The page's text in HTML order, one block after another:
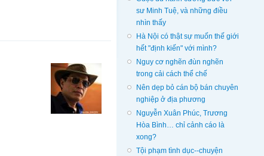
sư Minh Tuệ, và những điều
nhìn thấy
Hà Nội có thật sự muốn thế giới
hết "định kiến" với mình?
Nguy cơ nghẽn đùn nghẽn
trong cải cách thể chế
Nên dẹp bỏ cán bộ bán chuyên
nghiệp ở địa phương
Nguyễn Xuân Phúc, Trương
Hòa Bình… chỉ cảnh cáo là
xong?
Tội phạm tình dục--chuyện